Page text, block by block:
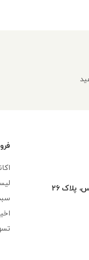
پلاک ۲۶